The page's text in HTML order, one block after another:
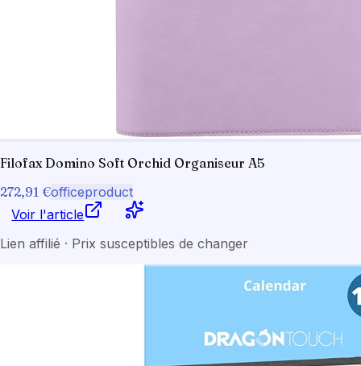
Filofax Domino Soft Orchid Organiseur A5
272,91 €officeproduct
Voir l'article
Lien affilié · Prix susceptibles de changer